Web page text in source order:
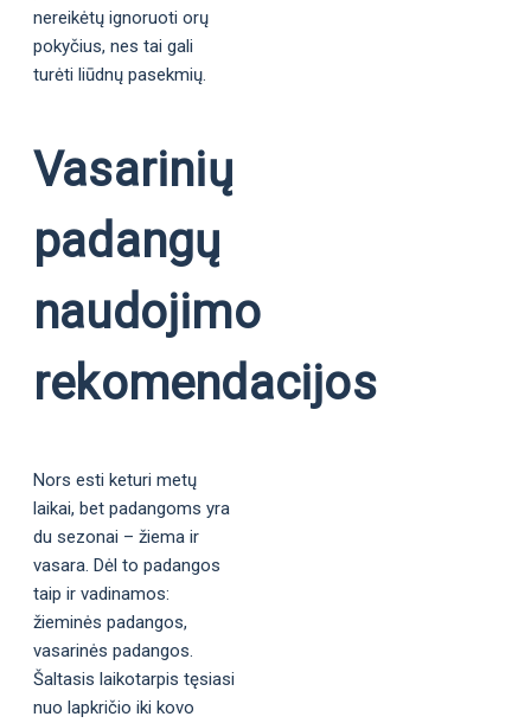
nereikėtų ignoruoti orų
pokyčius, nes tai gali
turėti liūdnų pasekmių.
Vasarinių
padangų
naudojimo
rekomendacijos
Nors esti keturi metų
laikai, bet padangoms yra
du sezonai – žiema ir
vasara. Dėl to padangos
taip ir vadinamos:
žieminės padangos,
vasarinės padangos.
Šaltasis laikotarpis tęsiasi
nuo lapkričio iki kovo